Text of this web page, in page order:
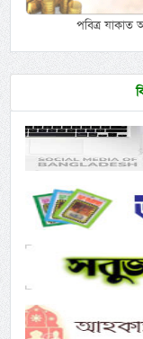
পবিত্র যাকাত